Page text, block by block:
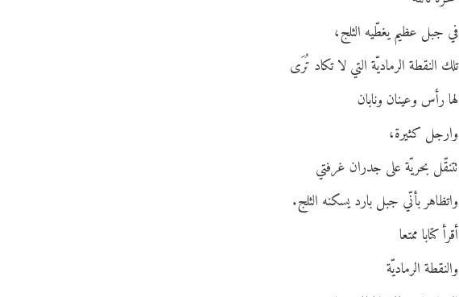
في جبل عظيم يغطّيه الثلج،
تلك النقطة الرماديّة التي لا تكاد تُرَى
لها رأس وعينان ونابان
وارجل كثيرة،
تتنقّل بحريّة على جدران غرفتي
واتظاهر بأنّي جبل بارد يسكنه الثلج.
أقرأ كتابا ممتعا
والنقطة الرماديّة